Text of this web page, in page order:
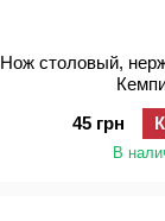
Нож столовый,
45 грн
В